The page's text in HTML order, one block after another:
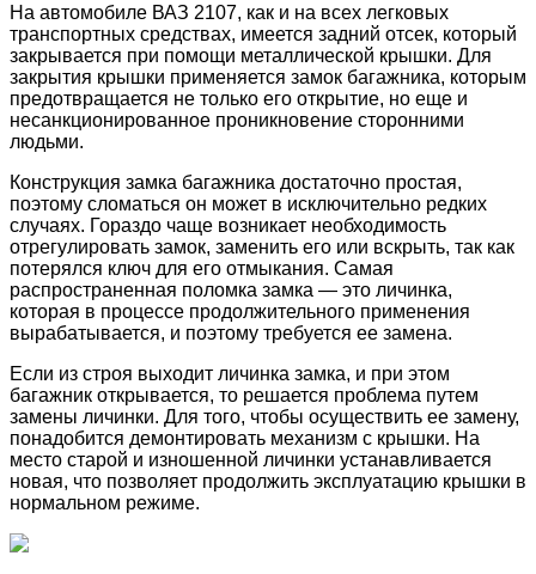
На автомобиле ВАЗ 2107, как и на всех легковых
транспортных средствах, имеется задний отсек, который
закрывается при помощи металлической крышки. Для
закрытия крышки применяется замок багажника, которым
предотвращается не только его открытие, но еще и
несанкционированное проникновение сторонними
людьми.
Конструкция замка багажника достаточно простая,
поэтому сломаться он может в исключительно редких
случаях. Гораздо чаще возникает необходимость
отрегулировать замок, заменить его или вскрыть, так как
потерялся ключ для его отмыкания. Самая
распространенная поломка замка — это личинка,
которая в процессе продолжительного применения
вырабатывается, и поэтому требуется ее замена.
Если из строя выходит личинка замка, и при этом
багажник открывается, то решается проблема путем
замены личинки. Для того, чтобы осуществить ее замену,
понадобится демонтировать механизм с крышки. На
место старой и изношенной личинки устанавливается
новая, что позволяет продолжить эксплуатацию крышки в
нормальном режиме.